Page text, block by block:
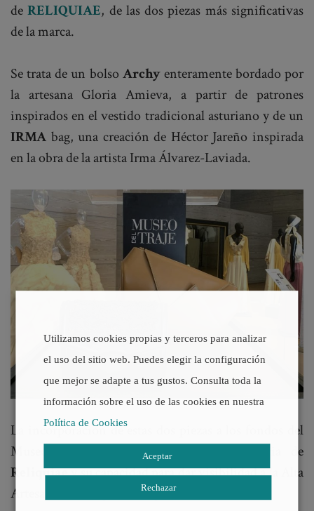
deRELIQUIAE, de las dos piezas más significativas
de la marca.
Se trata de un bolso Archyenteramente bordado por
la artesana Gloria Amieva, a partir de patrones
inspirados en el vestido tradicional asturiano y de un
IRMA bag, una creación de Héctor Jareño inspirada
en la obra de la artista Irma Álvarez-Laviada.
La incorporación de estas dos piezas a los fondos del
Museo del Traje reconoce la transcendencia de
Reliquiaey su capacidad para dar visibilidad a la Alta
Artesanía marroquinera española.
Utilizamos cookies propias y terceros para analizar
el uso del sitio web. Puedes elegir la configuración
que mejor se adapte a tus gustos. Consulta toda la
información sobre el uso de las cookies en nuestra
Política de Cookies
Aceptar
Rechazar